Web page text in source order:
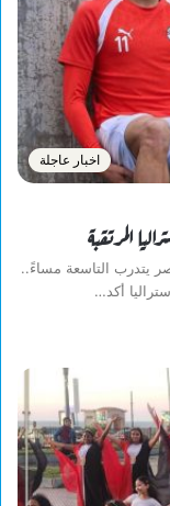
اخبار عاجلة
المرتقبة
يتدرب التاسعة مساءً..
أكد…